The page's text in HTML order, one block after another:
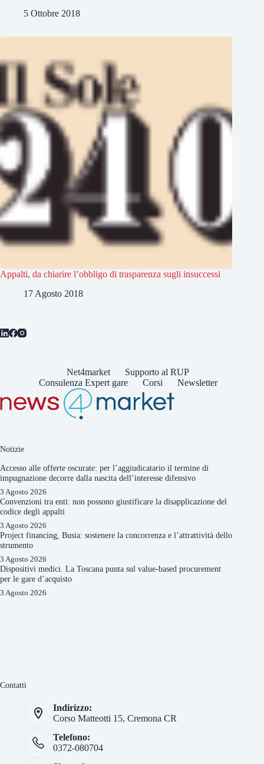
5 Ottobre 2018
Appalti, da chiarire l’obbligo di trasparenza sugli insuccessi
17 Agosto 2018
Net4market
Supporto al RUP
Consulenza Expert gare
Corsi Newsletter
Notizie
Accesso alle offerte oscurate: per l’aggiudicatario il termine di
impugnazione decorre dalla nascita dell’interesse difensivo
3 Agosto 2026
Convenzioni tra enti: non possono giustificare la disapplicazione del
codice degli appalti
3 Agosto 2026
Project financing, Busia: sostenere la concorrenza e l’attrattività dello
strumento
3 Agosto 2026
Dispositivi medici. La Toscana punta sul value-based procurement
per le gare d’acquisto
3 Agosto 2026
Contatti
Indirizzo:
Corso Matteotti 15, Cremona CR
Telefono:
0372-080704